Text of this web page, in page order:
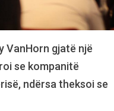
VanHorn gjatë një
se kompanitë
ndërsa theksoi se